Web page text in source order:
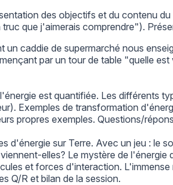
des objectifs et du contenu
que j'aimerais comprendre").
un caddie de supermarché nous
par un tour de table "quelle
est quantifiée. Les différents
Exemples de transformation
propres exemples. Questions/
d'énergie sur Terre. Avec un jeu : le
elles? Le mystère de l'énergie
et forces d'interaction.
Q/R et bilan de la session.